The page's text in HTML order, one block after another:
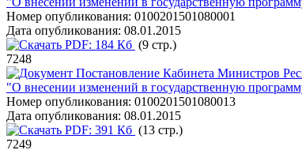
Номер опубликования: 0100201501080001
Дата опубликования: 08.01.2015
PDF: 184 Кб (9 стр.)
7248
Постановление Кабинета Министров
"О внесении изменений в государственную
Номер опубликования: 0100201501080013
Дата опубликования: 08.01.2015
PDF: 391 Кб (13 стр.)
7249